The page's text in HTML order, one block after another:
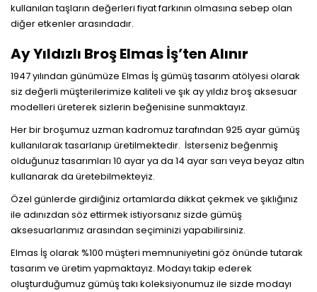
kullanılan taşların değerleri fiyat farkının olmasına sebep olan
diğer etkenler arasındadır.
Ay Yıldızlı Broş Elmas İş’ten Alınır
1947 yılından günümüze Elmas İş gümüş tasarım atölyesi olarak
siz değerli müşterilerimize kaliteli ve şık ay yıldız broş aksesuar
modelleri üreterek sizlerin beğenisine sunmaktayız.
Her bir broşumuz uzman kadromuz tarafından 925 ayar gümüş
kullanılarak tasarlanıp üretilmektedir. İsterseniz beğenmiş
olduğunuz tasarımları 10 ayar ya da 14 ayar sarı veya beyaz altın
kullanarak da üretebilmekteyiz.
Özel günlerde girdiğiniz ortamlarda dikkat çekmek ve şıklığınız
ile adınızdan söz ettirmek istiyorsanız sizde gümüş
aksesuarlarımız arasından seçiminizi yapabilirsiniz.
Elmas İş olarak %100 müşteri memnuniyetini göz önünde tutarak
tasarım ve üretim yapmaktayız. Modayı takip ederek
oluşturduğumuz gümüş takı koleksiyonumuz ile sizde modayı